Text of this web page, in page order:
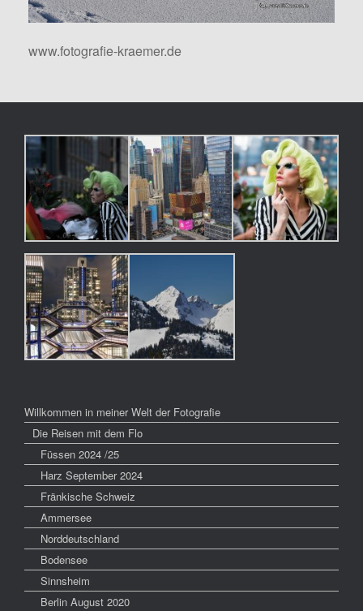
www.fotografie-kraemer.de
Willkommen in meiner Welt der Fotografie
Die Reisen mit dem Flo
Füssen 2024 /25
Harz September 2024
Fränkische Schweiz
Ammersee
Norddeutschland
Bodensee
Sinnsheim
Berlin August 2020